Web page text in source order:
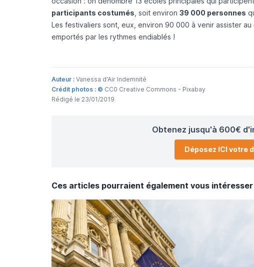
participants costumés , soit environ 39 000 personnes
Les festivaliers sont, eux, environ 90 000 à venir assister
emportés par les rythmes endiablés !
Auteur : Vanessa d'Air Indemnité
Crédit photos : © CC0 Creative Commons - Pixabay
Rédigé le 23/01/2019
Obtenez jusqu'à 600€
Déposez ICI votre
Ces articles pourraient également vous intéresser